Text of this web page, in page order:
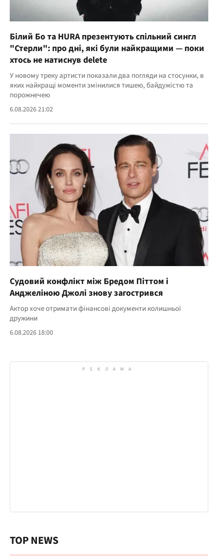
Білий Бо та HURA презентують спільний сингл
"Стерли": про дні, які були найкращими — поки
хтось не натиснув delete
У новому треку артисти показали два погляди на стосунки, в
яких найкращі моменти змінилися тишею, байдужістю та
порожнечею
6.08.2026 21:02
Судовий конфлікт між Бредом Піттом і
Анджеліною Джолі знову загострився
Актор хоче отримати фінансові документи колишньої
дружини
6.08.2026 18:00
TOP NEWS